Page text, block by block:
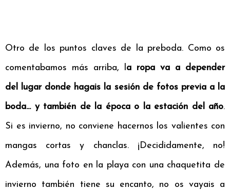
Otro de los puntos claves de la preboda. Como os
comentabamos más arriba, l a ropa va a depender
del lugar donde hagais la sesión de fotos previa a la
boda... y también de la época o la estación del año.
Si es invierno, no conviene hacernos los valientes con
mangas cortas y chanclas. ¡Decididamente, no!
Además, una foto en la playa con una chaquetita de
invierno también tiene su encanto, no os vayais a